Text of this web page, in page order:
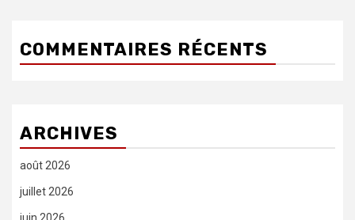
COMMENTAIRES RÉCENTS
ARCHIVES
août 2026
juillet 2026